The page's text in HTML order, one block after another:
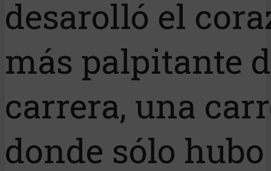
desarolló el
más palpitante
carrera, una
donde sólo hubo